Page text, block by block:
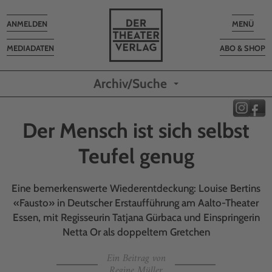
Toggle
MENÜ
ABO & SHOP
MEDIADATEN
Toggle
navigation
ANMELDEN
Archiv/Suche
Der Mensch ist sich selbst
Teufel genug
Eine bemerkenswerte Wiederentdeckung: Louise Bertins
«Fausto» in Deutscher Erstaufführung am Aalto-Theater
Essen, mit Regisseurin Tatjana Gürbaca und Einspringerin
Netta Or als doppeltem Gretchen
Ein Beitrag von